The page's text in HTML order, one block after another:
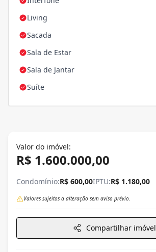
Living
Sacada
Sala de Estar
Sala de Jantar
Suíte
Valor do imóvel:
R$ 1.600.000,00
Condomínio:R$ 600,00IPTU:R$ 1.180,00
Valores sujeitos a alteração sem aviso prévio.
Compartilhar imóvel